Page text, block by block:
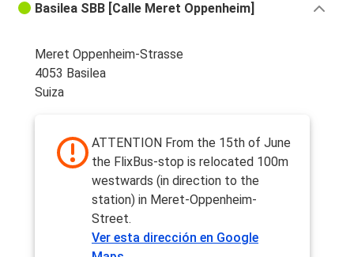
Basilea SBB [Calle Meret Oppenheim]
Meret Oppenheim-Strasse
4053 Basilea
Suiza
ATTENTION From the 15th of June
the FlixBus-stop is relocated 100m
westwards (in direction to the
station) in Meret-Oppenheim-
Street.
Ver esta dirección en Google